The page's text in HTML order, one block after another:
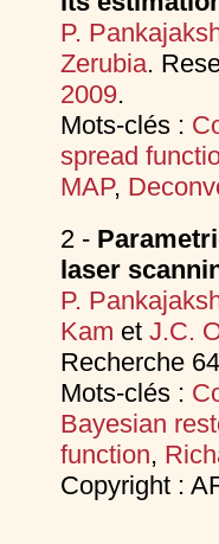
P.
Zerubia.
2009.
Mots-clés :
spread
MAP,
2 -
laser
P.
Kam et J.C.
Recherche
Mots-clés :
Bayesian
function,
Copyright :